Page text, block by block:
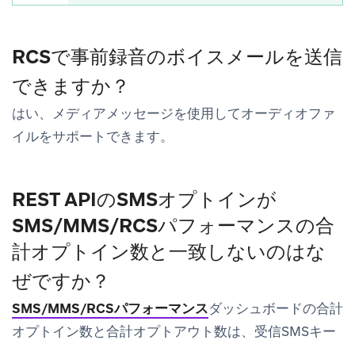
RCSで事前録音のボイスメールを送信
できますか？
はい、メディアメッセージを使用してオーディオファ
イルをサポートできます。
REST APIのSMSオプトインが
SMS/MMS/RCSパフォーマンスの合
計オプトイン数と一致しないのはな
ぜですか？
SMS/MMS/RCSパフォーマンスダッシュボードの合計
オプトイン数と合計オプトアウト数は、受信SMSキー